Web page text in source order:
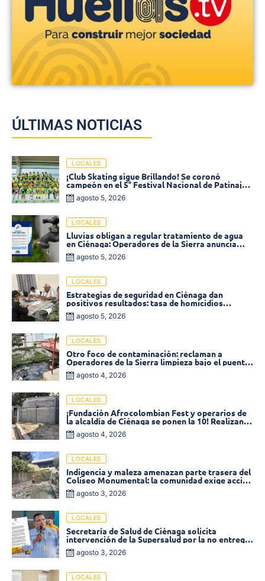
ÚLTIMAS NOTICIAS
LOCALES
¡Club Skating sigue Brillando! Se coronó
campeón en el 5° Festival Nacional de Patinaje
«Soledad sobre Ruedas»
agosto 5, 2026
LOCALES
Lluvias obligan a regular tratamiento de agua
en Ciénaga: Operadores de la Sierra anuncia
baja presión en varios sectores
agosto 5, 2026
LOCALES
Estrategias de seguridad en Ciénaga dan
positivos resultados: tasa de homicidios
disminuyó un 58% en 2026
agosto 5, 2026
LOCALES
Otro foco de contaminación: reclaman a
Operadores de la Sierra limpieza bajo el puente
de la calle 19 con carrera 11
agosto 4, 2026
LOCALES
¡Fundación Afrocolombian Fest y operarios de
la alcaldía de Ciénaga se ponen la 10! Realizan
limpieza de la parte posterior del Coliseo
Monumental
agosto 4, 2026
LOCALES
Indigencia y maleza amenazan parte trasera del
Coliseo Monumental: la comunidad exige acción
inmediata!
agosto 3, 2026
LOCALES
Secretaría de Salud de Ciénaga solicita
intervención de la Supersalud por la no entrega
de medicamentos en las EPS
agosto 3, 2026
LOCALES